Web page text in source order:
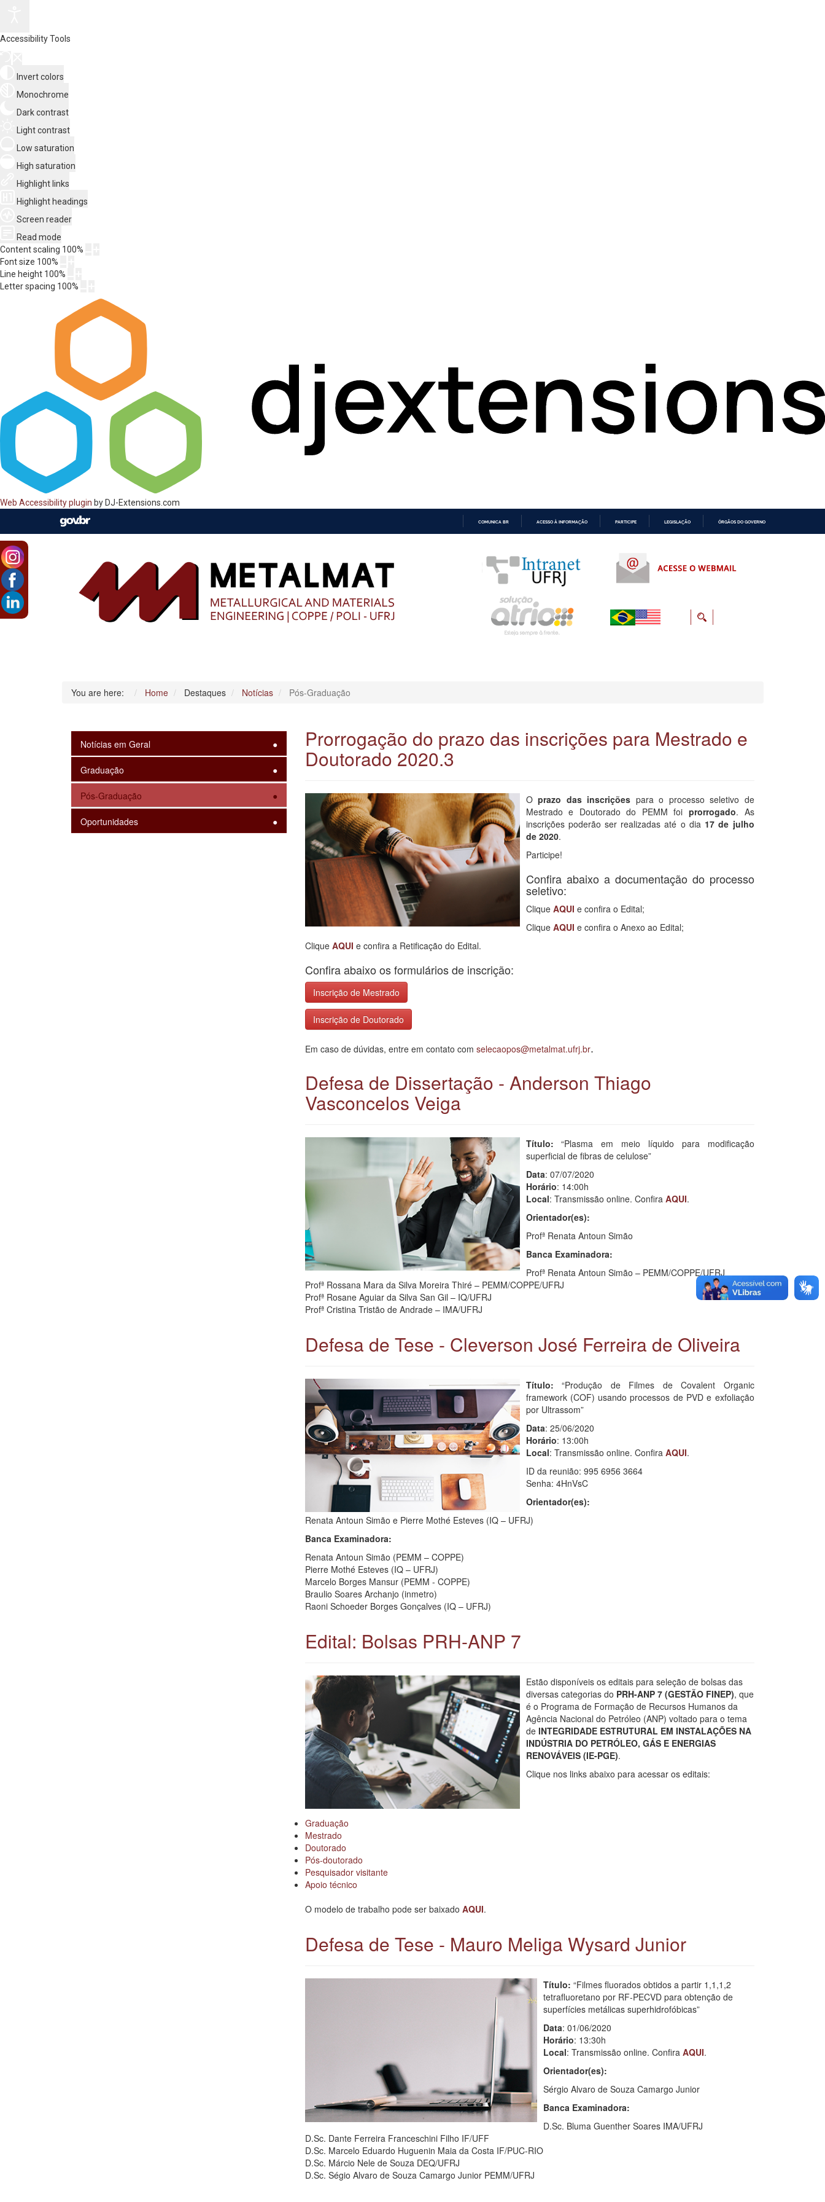
Accessibility Tools
Invert colors
Monochrome
Dark contrast
Light contrast
Low saturation
High saturation
Highlight links
Highlight headings
Screen reader
Read mode
Content scaling 100%
Font size 100%
Line height 100%
Letter spacing 100%
Web Accessibility plugin by DJ-Extensions.com
COMUNICA BR ACESSO À INFORMAÇÃO PARTICIPE LEGISLAÇÃO ÓRGÃOS DO GOVERNO
You are here: Home Destaques Notícias Pós-Graduação
Notícias em Geral
Graduação
Pós-Graduação
Oportunidades
Prorrogação do prazo das inscrições para Mestrado e
Doutorado 2020.3
O prazo das inscrições para o processo seletivo de
Mestrado e Doutorado do PEMM foi prorrogado. As
inscrições poderão ser realizadas até o dia 17 de julho
de 2020.
Participe!
Confira abaixo a documentação do processo
seletivo:
Clique AQUI e confira o Edital;
Clique AQUI e confira o Anexo ao Edital;
Clique AQUI e confira a Retificação do Edital.
Confira abaixo os formulários de inscrição:
Inscrição de Mestrado
Inscrição de Doutorado
Em caso de dúvidas, entre em contato com selecaopos@metalmat.ufrj.br.
Defesa de Dissertação - Anderson Thiago
Vasconcelos Veiga
Título:“Plasma em meio líquido para modificação
superficial de fibras de celulose”
Data: 07/07/2020
Horário: 14:00h
Local: Transmissão online. Confira AQUI.
Orientador(es):
Profª Renata Antoun Simão
Banca Examinadora:
Profª Renata Antoun Simão – PEMM/COPPE/UFRJ
Profª Rossana Mara da Silva Moreira Thiré – PEMM/COPPE/UFRJ
Profª Rosane Aguiar da Silva San Gil – IQ/UFRJ
Profª Cristina Tristão de Andrade – IMA/UFRJ
Defesa de Tese - Cleverson José Ferreira de Oliveira
Título: “Produção de Filmes de Covalent Organic
framework (COF) usando processos de PVD e exfoliação
por Ultrassom”
Data: 25/06/2020
Horário: 13:00h
Local: Transmissão online. Confira AQUI.
ID da reunião: 995 6956 3664
Senha: 4HnVsC
Orientador(es):
Renata Antoun Simão e Pierre Mothé Esteves (IQ – UFRJ)
Banca Examinadora:
Renata Antoun Simão (PEMM – COPPE)
Pierre Mothé Esteves (IQ – UFRJ)
Marcelo Borges Mansur (PEMM - COPPE)
Braulio Soares Archanjo (inmetro)
Raoni Schoeder Borges Gonçalves (IQ – UFRJ)
Edital: Bolsas PRH-ANP 7
Estão disponíveis os editais para seleção de bolsas das
diversas categorias do PRH-ANP 7 (GESTÃO FINEP), que
é o Programa de Formação de Recursos Humanos da
Agência Nacional do Petróleo (ANP) voltado para o tema
de INTEGRIDADE ESTRUTURAL EM INSTALAÇÕES NA
INDÚSTRIA DO PETRÓLEO, GÁS E ENERGIAS
RENOVÁVEIS (IE-PGE).
Clique nos links abaixo para acessar os editais:
Graduação
Mestrado
Doutorado
Pós-doutorado
Pesquisador visitante
Apoio técnico
O modelo de trabalho pode ser baixado AQUI.
Defesa de Tese - Mauro Meliga Wysard Junior
Título: “Filmes fluorados obtidos a partir 1,1,1,2
tetrafluoretano por RF-PECVD para obtenção de
superfícies metálicas superhidrofóbicas”
Data: 01/06/2020
Horário: 13:30h
Local: Transmissão online. Confira AQUI.
Orientador(es):
Sérgio Alvaro de Souza Camargo Junior
Banca Examinadora:
D.Sc. Bluma Guenther Soares IMA/UFRJ
D.Sc. Dante Ferreira Franceschini Filho IF/UFF
D.Sc. Marcelo Eduardo Huguenin Maia da Costa IF/PUC-RIO
D.Sc. Márcio Nele de Souza DEQ/UFRJ
D.Sc. Ségio Alvaro de Souza Camargo Junior PEMM/UFRJ